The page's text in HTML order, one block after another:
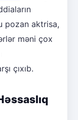
pozan aktrisa,
məni çox
çıxıb.